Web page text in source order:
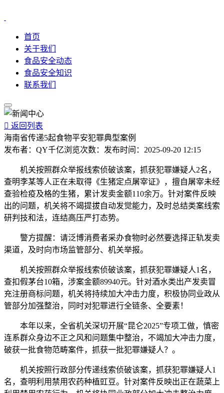
首页
关于我们
食品安全动态
食品安全知识
联系我们
 返回列表
海南省传递5起食物平安犯罪典型案例
发布者： QY千亿浏览次数： 发布时间： 2025-09-20 12:15
机关按照群众举报线索侦破该案，抓获犯罪嫌疑人2名，
查明李某等人正在未取得《生猪定点屠宰证》，擅自屠宰未经
查验检疫及格的生猪，累计发卖金额110余万。针对案件反映
出的问题，机关将不竭提拔自动发觉能力，及时总结类案线索
研判技和法，连结高压严打态势。
警方提醒：请泛博消费者采办食物时必然要选择正轨发卖
渠道，及时向市场监管部分、机关举报。
机关按照群众举报线索侦破该案，抓获犯罪嫌疑人1名，
查扣假茅台10箱，涉案金额89940元。针对酒水类出产发卖冒
充注册商标问题，机关将持续加大冲击力度，积极协同业政从
管部分加强整治，同时对犯罪进行全链条、全要素！
本年以来，全省机关深切开展“昆仑2025”专项工做，慎密
连系群众身边不正之风和问题集中整治，不竭加大冲击力度，
破获一批食物范畴案件，抓获一批犯罪嫌疑人？。
机关按照行政部分传递线索侦破该案，抓获犯罪嫌疑人1
名，查明利用禁用农药种植豇豆。针对案件反映出正在蔬菜上